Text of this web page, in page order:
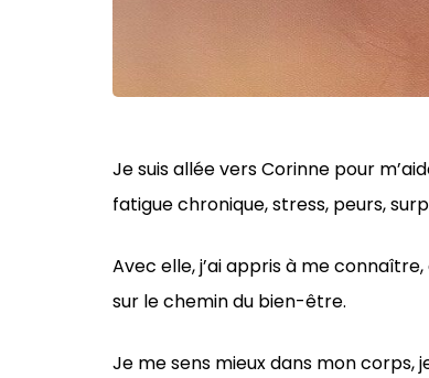
Je suis allée vers Corinne pour
fatigue chronique, stress, peurs,
Avec elle, j’ai appris à me
sur le chemin du bien-être.
Je me sens mieux dans mon corps,